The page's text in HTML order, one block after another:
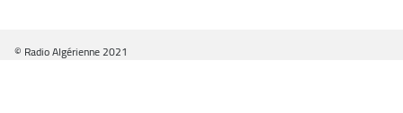
© Radio Algérienne 2021